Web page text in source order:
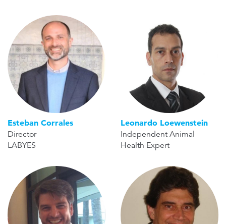
Esteban Corrales
Director
LABYES
Leonardo Loewenstein
Independent Animal
Health Expert